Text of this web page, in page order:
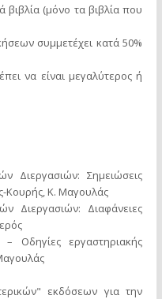
βιβλία (μόνο τα βιβλία που
συμμετέχει κατά 50%
να είναι μεγαλύτερος ή
Διεργασιών: Σημειώσεις
Κουρής, Κ. Μαγουλάς
Διεργασιών: Διαφάνειες
Οδηγίες εργαστηριακής
εκδόσεων για την